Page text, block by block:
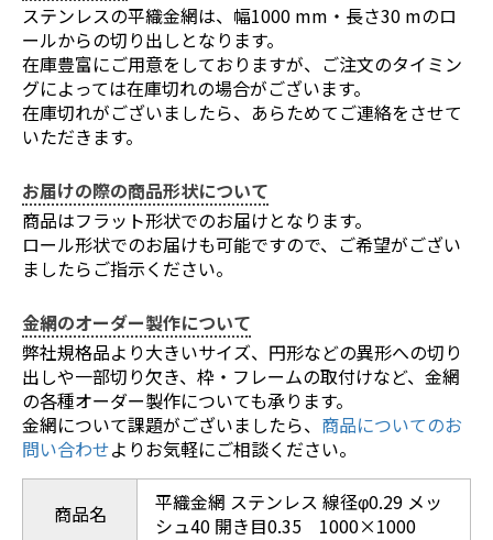
ステンレスの平織金網は、幅1000 mm・長さ30 mのロ
ールからの切り出しとなります。
在庫豊富にご用意をしておりますが、ご注文のタイミン
グによっては在庫切れの場合がございます。
在庫切れがございましたら、あらためてご連絡をさせて
いただきます。
お届けの際の商品形状について
商品はフラット形状でのお届けとなります。
ロール形状でのお届けも可能ですので、ご希望がござい
ましたらご指示ください。
金網のオーダー製作について
弊社規格品より大きいサイズ、円形などの異形への切り
出しや一部切り欠き、枠・フレームの取付けなど、金網
の各種オーダー製作についても承ります。
金網について課題がございましたら、 商品についてのお
問い合わせよりお気軽にご相談ください。
商品名
平織金網 ステンレス 線径φ0.29 メッ
シュ40 開き目0.35 1000×1000